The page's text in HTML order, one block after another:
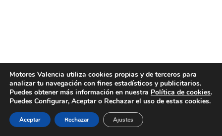
Motores Valencia utiliza cookies propias y de terceros para
analizar tu navegación con fines estadísticos y publicitarios.
Puedes obtener más información en nuestra Política de cookies.
Puedes Configurar, Aceptar o Rechazar el uso de estas cookies.
Aceptar Rechazar Ajustes